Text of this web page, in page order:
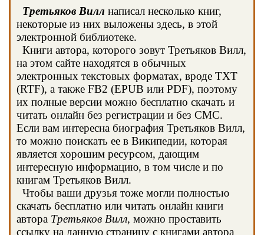
Третьяков Вилл написал несколько книг,
некоторые из них выложены здесь, в этой
электронной библиотеке.
Книги автора, которого зовут Третьяков Вилл,
на этом сайте находятся в обычных
электронных текстовых форматах, вроде TXT
(RTF), а также FB2 (EPUB или PDF), поэтому
их полные версии можно бесплатно скачать и
читать онлайн без регистрации и без СМС.
Если вам интересна биография Третьяков Вилл,
то можно поискать ее в Википедии, которая
является хорошим ресурсом, дающим
интересную информацию, в том числе и по
книгам Третьяков Вилл.
Чтобы ваши друзья тоже могли полностью
скачать бесплатно или читать онлайн книги
автора Третьяков Вилл, можно проставить
ссылку на данную страницу с книгами автора